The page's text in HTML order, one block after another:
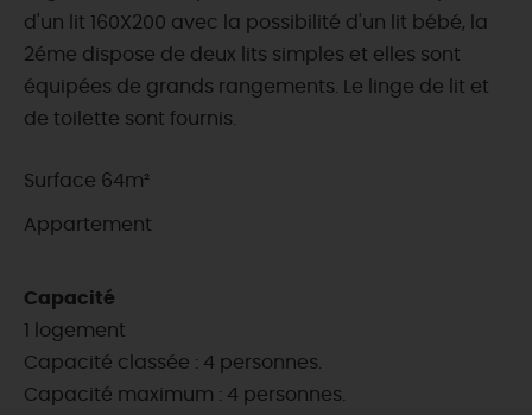
d'un lit 160X200 avec la possibilité d'un lit bébé, la
2éme dispose de deux lits simples et elles sont
équipées de grands rangements. Le linge de lit et
de toilette sont fournis.
Surface 64m²
Appartement
Capacité
1 logement
Capacité classée : 4 personnes.
Capacité maximum : 4 personnes.